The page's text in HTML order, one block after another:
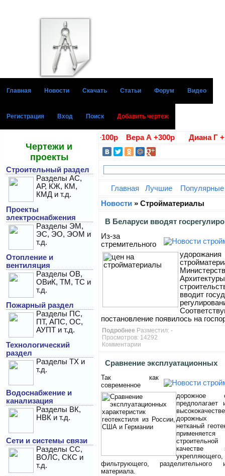
Главная Новости Скачать Статьи Форум Видео
Регистрация Вход Поиск Добавить чертеж
Чертежи и
проекты
Строительный раздел
Разделы АС,
АР, КЖ, КМ,
КМД и т.д.
Проекты
электроснабжения
Разделы ЭМ,
ЭС, ЭО, ЭОМ и
т.д.
Отопление и
вентиляция
Разделы ОВ,
ОВиК, ТМ, ТС и
т.д.
Пожарный раздел
Разделы ПС,
ПТ, АПС, ОС,
АУПТ и т.д.
Технологический
раздел
Разделы ТХ и
т.д.
Водоснабжение и
канализация
Разделы ВК,
НВК и т.д.
Сети и системы связи
Разделы СС,
ВОЛС, СКС и
т.д.
Алла В. +100р Вера А +300р Диана Г
Главная Лучшие
Популярные
Новости » Стройматериалы
В Беларуси вводят
на стройматериалы
Из-за
стремительного
удорожания
вводит
постановление появилось на
Подробнее Разместил: -
Просмотров: 14292
Комментарии
Сравнение эксплуатационных
характеристик геотекстиля из
и Германии
Так как
современное
дорожное
предполагает
дорожных
нетканый
качестве
укрепляющего,
фильтрующего, разделительного
материала.